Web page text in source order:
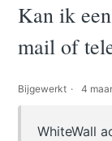
Kan ik
mail of
Bijgewerkt 4
WhiteWall